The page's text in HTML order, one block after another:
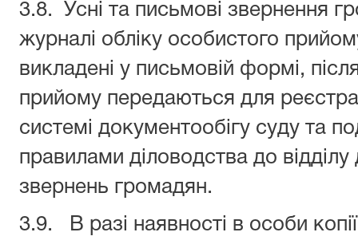
3.8. Усні та письмові звернення
журналі обліку особистого
викладені у письмовій формі,
прийому передаються для
системі документообігу суду та
правилами діловодства до відділу
звернень громадян.
3.9. В разі наявності в особи